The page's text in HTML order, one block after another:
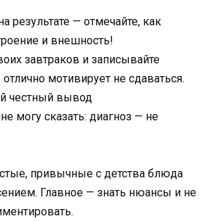
результате — отмечайте, как
и внешность!
завтраков и записывайте
мотивирует не сдаваться.
честный вывод
могу сказать: диагноз — не
привычные с детства блюда
Главное — знать нюансы и не